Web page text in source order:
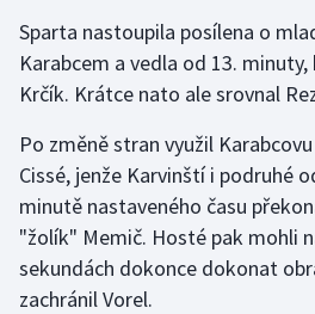
Triatlon
Veslování
Vodní slalom
Volejbal
Sparta nastoupila posílena o
Karabcem a vedla od 13.
Krčík. Krátce nato ale srovnal
Po změně stran využil
Cissé, jenže Karvinští i podruhé
minutě nastaveného času
"žolík" Memič. Hosté pak mohli
sekundách dokonce dokonat
zachránil Vorel.